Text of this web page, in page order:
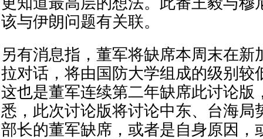
该与伊朗问题有关联。
另有消息指，董军将缺席本周末在新
拉对话，将由国防大学组成的级别较
这也是董军连续第二年缺席此讨论版
悉，此次讨论版将讨论中东、台海局
部长的董军缺席，或者是自身原因，